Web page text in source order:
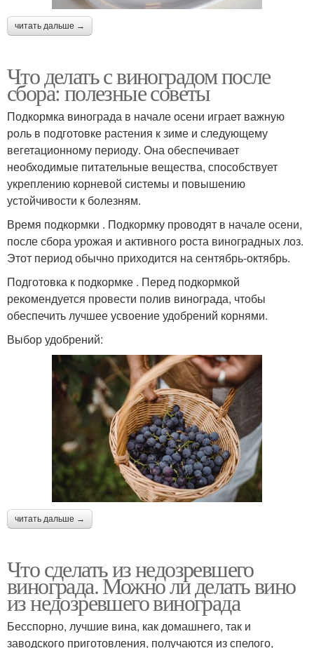
Желе из винограда
Виноград для зимнего
хранения
Пирог с виноградом
Желе с виноградом Намазка с виноградом
Вино из винограда Маска из винограда
Виноград в домашних
условиях
винограда
Вина из недозрелого
винограда
Варение из незрелого
винограда
Виноград для варенья
Заготовки из незрелого
винограда
Виноград с косточками
винограда
Вина из кислого
читать дальше →
Что делать с виноградом после
сбора: полезные советы
Подкормка винограда в начале осени играет важную
роль в подготовке растения к зиме и следующему
вегетационному периоду. Она обеспечивает
необходимые питательные вещества, способствует
укреплению корневой системы и повышению
устойчивости к болезням.
Время подкормки . Подкормку проводят в начале осени,
после сбора урожая и активного роста виноградных лоз.
Этот период обычно приходится на сентябрь-октябрь.
Подготовка к подкормке . Перед подкормкой
рекомендуется провести полив винограда, чтобы
обеспечить лучшее усвоение удобрений корнями.
Выбор удобрений:
читать дальше →
Что сделать из недозревшего
винограда. Можно ли делать вино
из недозревшего винограда
Бесспорно, лучшие вина, как домашнего, так и
заводского приготовления, получаются из спелого,